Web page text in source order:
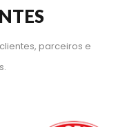
parceiros e